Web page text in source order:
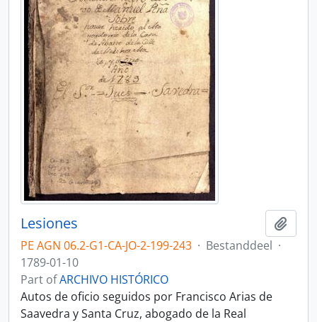
Lesiones
PE AGN 06.2-G1-CA-JO-2-199-243 · Bestanddeel ·
1789-01-10
Part ofARCHIVO HISTÓRICO
Autos de oficio seguidos por Francisco Arias de
Saavedra y Santa Cruz, abogado de la Real